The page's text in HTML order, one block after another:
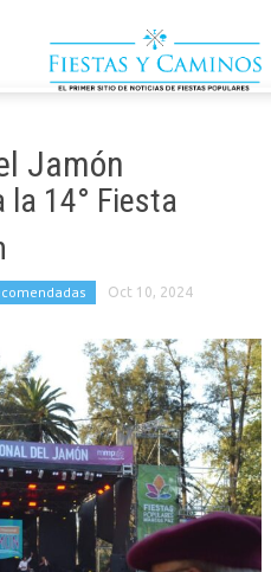
Jamón
la 14° Fiesta
Oct 10, 2024